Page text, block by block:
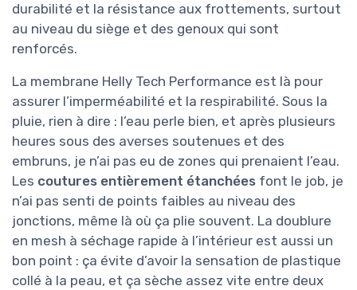
durabilité et la résistance aux frottements, surtout
au niveau du siège et des genoux qui sont
renforcés.
La membrane Helly Tech Performance est là pour
assurer l’imperméabilité et la respirabilité. Sous la
pluie, rien à dire : l’eau perle bien, et après plusieurs
heures sous des averses soutenues et des
embruns, je n’ai pas eu de zones qui prenaient l’eau.
Les coutures entièrement étanchées font le job, je
n’ai pas senti de points faibles au niveau des
jonctions, même là où ça plie souvent. La doublure
en mesh à séchage rapide à l’intérieur est aussi un
bon point : ça évite d’avoir la sensation de plastique
collé à la peau, et ça sèche assez vite entre deux